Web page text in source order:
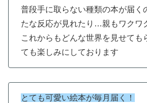
普段手に取らない種類の本が届く
たな反応が見れたり…親もワクワ
これからもどんな世界を見せても
ても楽しみにしております
とても可愛い絵本が毎月届く！